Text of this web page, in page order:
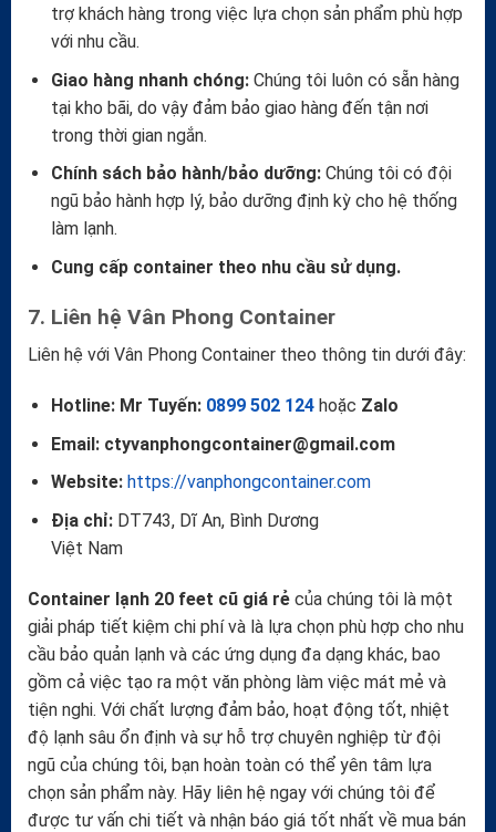
trợ khách hàng trong việc lựa chọn sản phẩm phù hợp
với nhu cầu.
Giao hàng nhanh chóng:Chúng tôi luôn có sẵn hàng
tại kho bãi, do vậy đảm bảo giao hàng đến tận nơi
trong thời gian ngắn.
Chính sách bảo hành/bảo dưỡng:Chúng tôi có đội
ngũ bảo hành hợp lý, bảo dưỡng định kỳ cho hệ thống
làm lạnh.
Cung cấp container theo nhu cầu sử dụng.
7. Liên hệ Vân Phong Container
Liên hệ với Vân Phong Container theo thông tin dưới đây:
Hotline: Mr Tuyến: 0899 502 124hoặc Zalo
Email: ctyvanphongcontainer@gmail.com
Website: https://vanphongcontainer.com
Địa chỉ:DT743, Dĩ An, Bình Dương
Việt Nam
Container lạnh 20 feet cũ giá rẻ của chúng tôi là một
giải pháp tiết kiệm chi phí và là lựa chọn phù hợp cho nhu
cầu bảo quản lạnh và các ứng dụng đa dạng khác, bao
gồm cả việc tạo ra một văn phòng làm việc mát mẻ và
tiện nghi. Với chất lượng đảm bảo, hoạt động tốt, nhiệt
độ lạnh sâu ổn định và sự hỗ trợ chuyên nghiệp từ đội
ngũ của chúng tôi, bạn hoàn toàn có thể yên tâm lựa
chọn sản phẩm này. Hãy liên hệ ngay với chúng tôi để
được tư vấn chi tiết và nhận báo giá tốt nhất về mua bán